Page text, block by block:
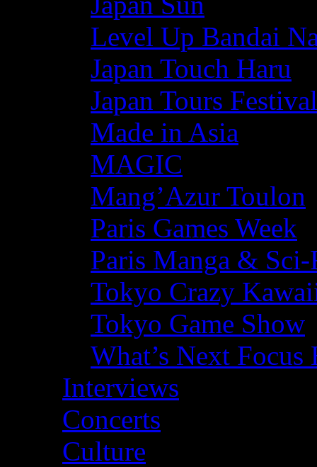
Level Up Bandai
Japan Touch Haru
Japan Tours Festival
Made in Asia
MAGIC
Mang’Azur Toulon
Paris Games Week
Paris Manga &
Tokyo Crazy
Tokyo Game Show
What’s Next
Interviews
Concerts
Culture